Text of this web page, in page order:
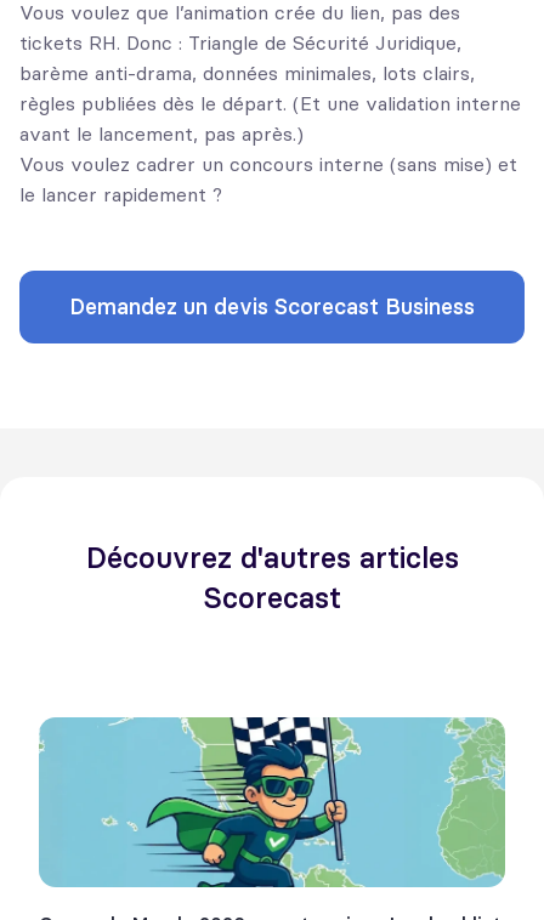
Vous voulez que l’animation crée du lien, pas des
tickets RH. Donc : Triangle de Sécurité Juridique,
barème anti-drama, données minimales, lots clairs,
règles publiées dès le départ. (Et une validation interne
avant le lancement, pas après.)
Vous voulez cadrer un concours interne (sans mise) et
le lancer rapidement ?
Demandez un devis Scorecast Business
Découvrez d'autres articles
Scorecast